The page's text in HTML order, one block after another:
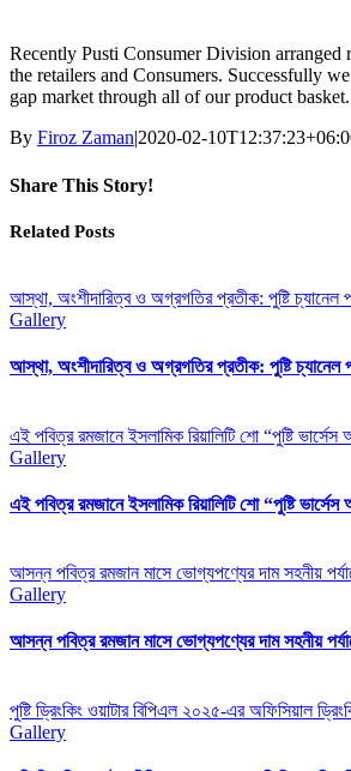
Recently Pusti Consumer Division
the retailers and Consumers. Successfully
gap market through all of our product basket.
By Firoz Zaman|2020-02-
Share This Story!
Facebook
X
Reddit
LinkedIn
WhatsApp
Tumblr
Pinterest
Vk
Email
Related Posts
আস্থা, অংশীদারিত্ব ও অগ্রগতির প্রতীক: পুষ্টি চ্যানেল
Gallery
আস্থা, অংশীদারিত্ব ও অগ্রগতির প্রতীক: পুষ্টি চ্যানেল
এই পবিত্র রমজানে ইসলামিক রিয়ালিটি শো “পুষ্টি
Gallery
এই পবিত্র রমজানে ইসলামিক রিয়ালিটি শো “পুষ্টি
আসন্ন পবিত্র রমজান মাসে ভোগ্যপণ্যের দাম সহনীয়
Gallery
আসন্ন পবিত্র রমজান মাসে ভোগ্যপণ্যের দাম সহনীয়
পুষ্টি ড্রিংকিং ওয়াটার বিপিএল ২০২৫-এর অফিসিয়াল
Gallery